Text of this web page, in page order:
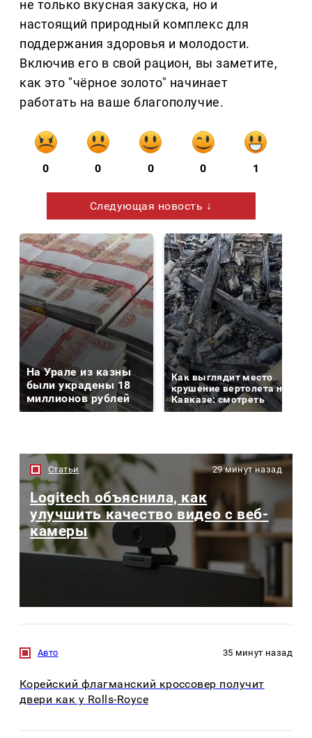
не только вкусная закуска, но и
настоящий природный комплекс для
поддержания здоровья и молодости.
Включив его в свой рацион, вы заметите,
как это "чёрное золото" начинает
работать на ваше благополучие.
0 0 0 0 1
Следующая новость ↓
На Урале из казны
были украдены 18
миллионов рублей
Как выглядит место
крушение вертолета на
Кавказе: смотреть
Статьи 29 минут назад
Logitech объяснила, как
улучшить качество видео с веб-
камеры
Авто 35 минут назад
Корейский флагманский кроссовер получит
двери как у Rolls-Royce